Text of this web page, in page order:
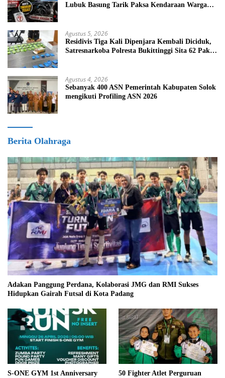
Lubuk Basung Tarik Paksa Kendaraan Warga
Agustus 5, 2026
Residivis Tiga Kali Dipenjara Kembali Diciduk,
Satresnarkoba Polresta Bukittinggi Sita 62 Paket
Agustus 4, 2026
Sebanyak 400 ASN Pemerintah Kabupaten Solok
mengikuti Profiling ASN 2026
Berita Olahraga
Adakan Panggung Perdana, Kolaborasi JMG dan RMI Sukses
Hidupkan Gairah Futsal di Kota Padang
S-ONE GYM 1st Anniversary
50 Fighter Atlet Perguruan